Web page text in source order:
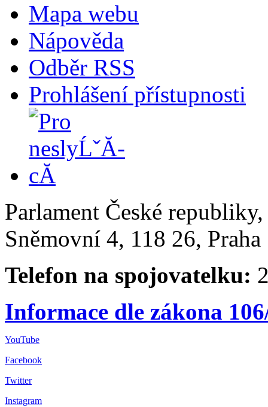
Mapa webu
Nápověda
Odběr RSS
Prohlášení přístupnosti
Parlament České
Sněmovní 4, 118 26,
Telefon na spojovatelku:
Informace dle zákona
YouTube
Facebook
Twitter
Instagram